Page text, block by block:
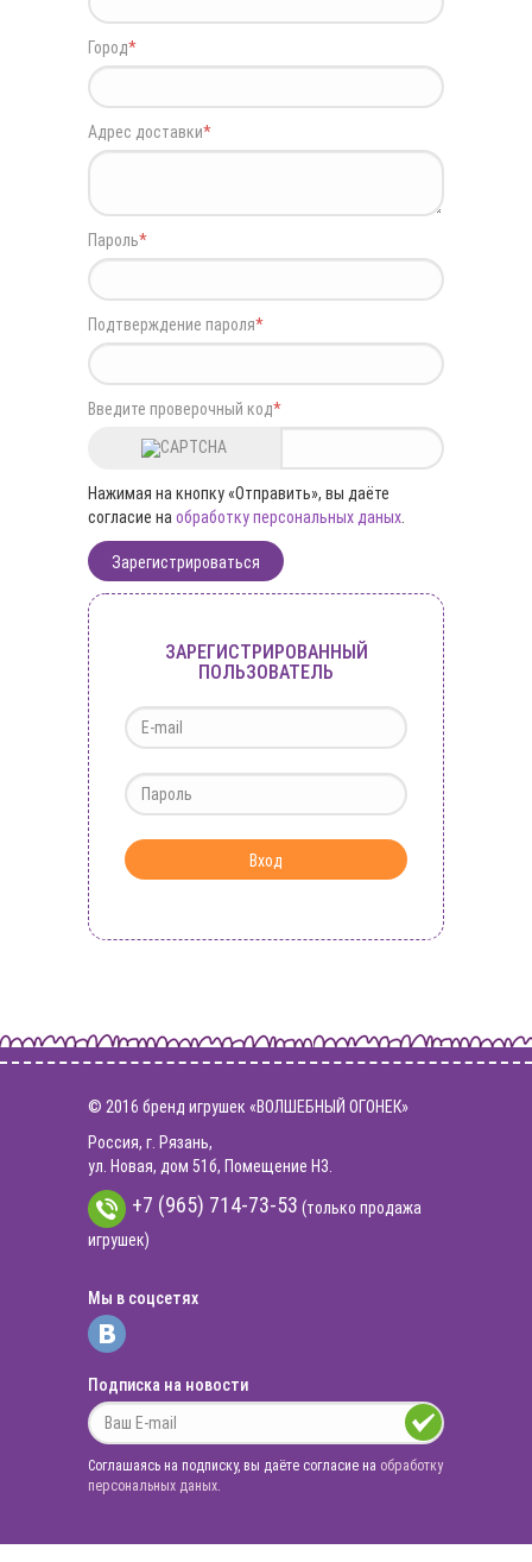
Город*
Адрес доставки*
Пароль*
Подтверждение пароля*
Введите проверочный код*
Нажимая на кнопку «Отправить», вы даёте
согласие на обработку персональных даных
ЗАРЕГИСТРИРОВАННЫЙ
ПОЛЬЗОВАТЕЛЬ
© 2016 бренд игрушек «ВОЛШЕБНЫЙ ОГОНЕК»
Россия, г. Рязань,
ул. Новая, дом 51б, Помещение Н3.
+7 (965) 714-73-53 (только продажа
игрушек)
Мы в соцсетях
Подписка на новости
Соглашаясь на подписку, вы даёте согласие на обработку
персональных даных